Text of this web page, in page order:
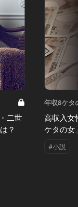
二世
？
年収8ケタ
高収入女
ケタの女
#小説